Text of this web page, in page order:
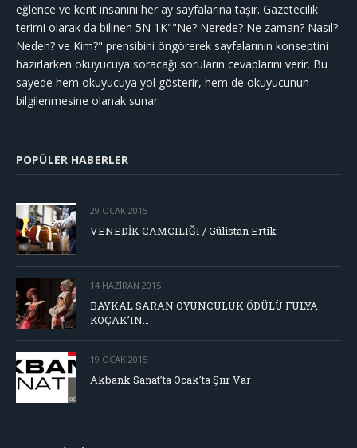
eğlence ve kent insanını her ay sayfalarına taşır. Gazetecilik
terimi olarak da bilinen 5N 1K""Ne? Nerede? Ne zaman? Nasıl?
Neden? ve Kim?" prensibini öngörerek sayfalarının konseptini
hazırlarken okuyucuya soracağı soruların cevaplarını verir. Bu
sayede hem okuyucuya yol gösterir, hem de okuyucunun
bilgilenmesine olanak sunar.
POPÜLER HABERLER
29 OCAK 2015
VENEDİK CAMCILIĞI / Gülistan Ertik
14 HAZIRAN 2015
BAYKAL SARAN OYUNCULUK ÖDÜLÜ FULYA
KOÇAK’IN…
19 OCAK 2015
Akbank Sanat’ta Ocak’ta Şiir Var